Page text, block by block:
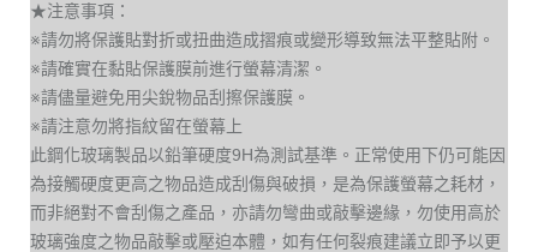
★注意事項：
※請勿將保護貼對折或扭曲造成摺痕或變形導致無法平整貼附。
※請確實在黏貼保護膜前進行螢幕清潔。
※請儘量避免用尖銳物品刮擦保護膜。
※請注意勿將指紋留在螢幕上
此鋼化玻璃製品以鉛筆硬度9H為測試基準。正常使用下仍可能因
為接觸硬度更高之物品造成刮傷與破損，是為保護螢幕之耗材，
而非絕對不會刮傷之產品，亦請勿彎曲或敲擊邊緣，勿使用高於
玻璃強度之物品敲擊或壓迫本體，如有任何裂痕建議立即予以更